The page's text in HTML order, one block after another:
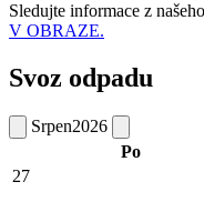
Sledujte informace z
V OBRAZE.
Svoz odpadu
Srpen2026
Po
27